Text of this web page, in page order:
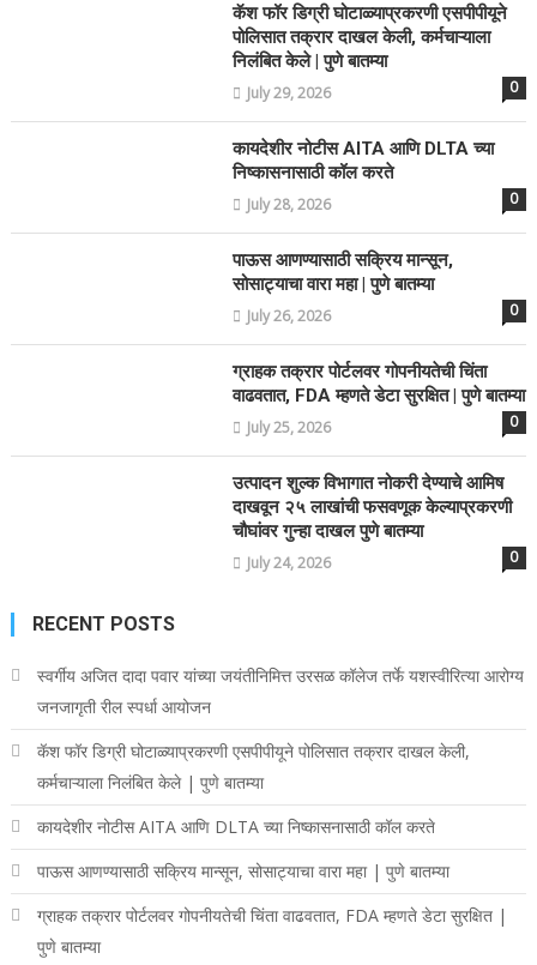
कॅश फॉर डिग्री घोटाळ्याप्रकरणी एसपीपीयूने
पोलिसात तक्रार दाखल केली, कर्मचाऱ्याला
निलंबित केले | पुणे बातम्या
July 29, 2026 0
कायदेशीर नोटीस AITA आणि DLTA च्या
निष्कासनासाठी कॉल करते
July 28, 2026 0
पाऊस आणण्यासाठी सक्रिय मान्सून,
सोसाट्याचा वारा महा | पुणे बातम्या
July 26, 2026 0
ग्राहक तक्रार पोर्टलवर गोपनीयतेची चिंता
वाढवतात, FDA म्हणते डेटा सुरक्षित | पुणे बातम्या
July 25, 2026 0
उत्पादन शुल्क विभागात नोकरी देण्याचे आमिष
दाखवून २५ लाखांची फसवणूक केल्याप्रकरणी
चौघांवर गुन्हा दाखल पुणे बातम्या
July 24, 2026 0
RECENT POSTS
स्वर्गीय अजित दादा पवार यांच्या जयंतीनिमित्त उरसळ कॉलेज तर्फे यशस्वीरित्या आरोग्य
जनजागृती रील स्पर्धा आयोजन
कॅश फॉर डिग्री घोटाळ्याप्रकरणी एसपीपीयूने पोलिसात तक्रार दाखल केली,
कर्मचाऱ्याला निलंबित केले | पुणे बातम्या
कायदेशीर नोटीस AITA आणि DLTA च्या निष्कासनासाठी कॉल करते
पाऊस आणण्यासाठी सक्रिय मान्सून, सोसाट्याचा वारा महा | पुणे बातम्या
ग्राहक तक्रार पोर्टलवर गोपनीयतेची चिंता वाढवतात, FDA म्हणते डेटा सुरक्षित |
पुणे बातम्या